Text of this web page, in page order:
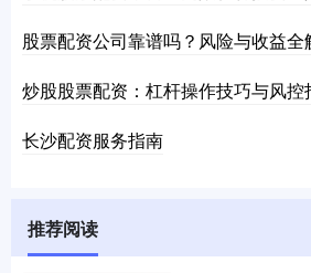
股票配资公司靠谱吗？风险与收益全
炒股股票配资：杠杆操作技巧与风控
长沙配资服务指南
推荐阅读